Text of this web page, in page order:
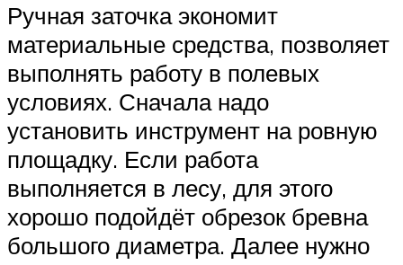
Ручная заточка экономит
материальные средства, позволяет
выполнять работу в полевых
условиях. Сначала надо
установить инструмент на ровную
площадку. Если работа
выполняется в лесу, для этого
хорошо подойдёт обрезок бревна
большого диаметра. Далее нужно